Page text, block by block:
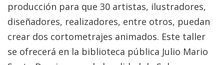
producción para que 30 artistas, ilustradores,
diseñadores, realizadores, entre otros, puedan
crear dos cortometrajes animados. Este taller
se ofrecerá en la biblioteca pública Julio Mario